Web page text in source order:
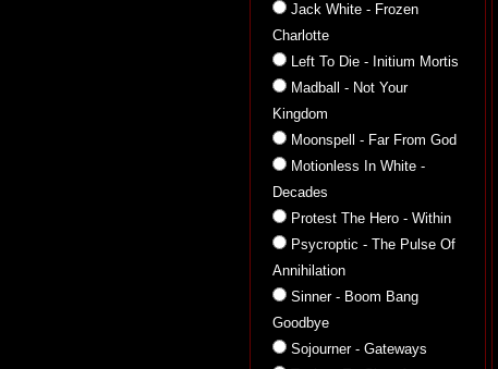
Jack White - Frozen
Charlotte
Left To Die - Initium Mortis
Madball - Not Your
Kingdom
Moonspell - Far From God
Motionless In White -
Decades
Protest The Hero - Within
Psycroptic - The Pulse Of
Annihilation
Sinner - Boom Bang
Goodbye
Sojourner - Gateways